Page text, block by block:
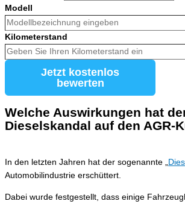
Modell
Kilometerstand
Jetzt kostenlos
bewerten
Welche Auswirkungen hat
Dieselskandal auf den AGR-
In den letzten Jahren hat der sogenannte „
Automobilindustrie erschüttert.
Dabei wurde festgestellt, dass einige